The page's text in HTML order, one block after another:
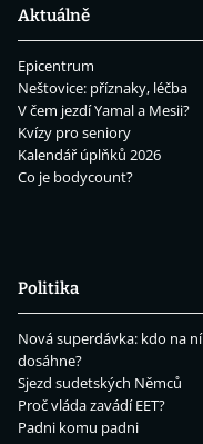
Aktuálně
Epicentrum
Neštovice: příznaky, léčba
V čem jezdí Yamal a Mesii?
Kvízy pro seniory
Kalendář úplňků 2026
Co je bodycount?
Politika
Nová superdávka: kdo na ní
dosáhne?
Sjezd sudetských Němců
Proč vláda zavádí EET?
Padni komu padni